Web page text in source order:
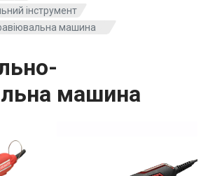
інструмент
машина
машина